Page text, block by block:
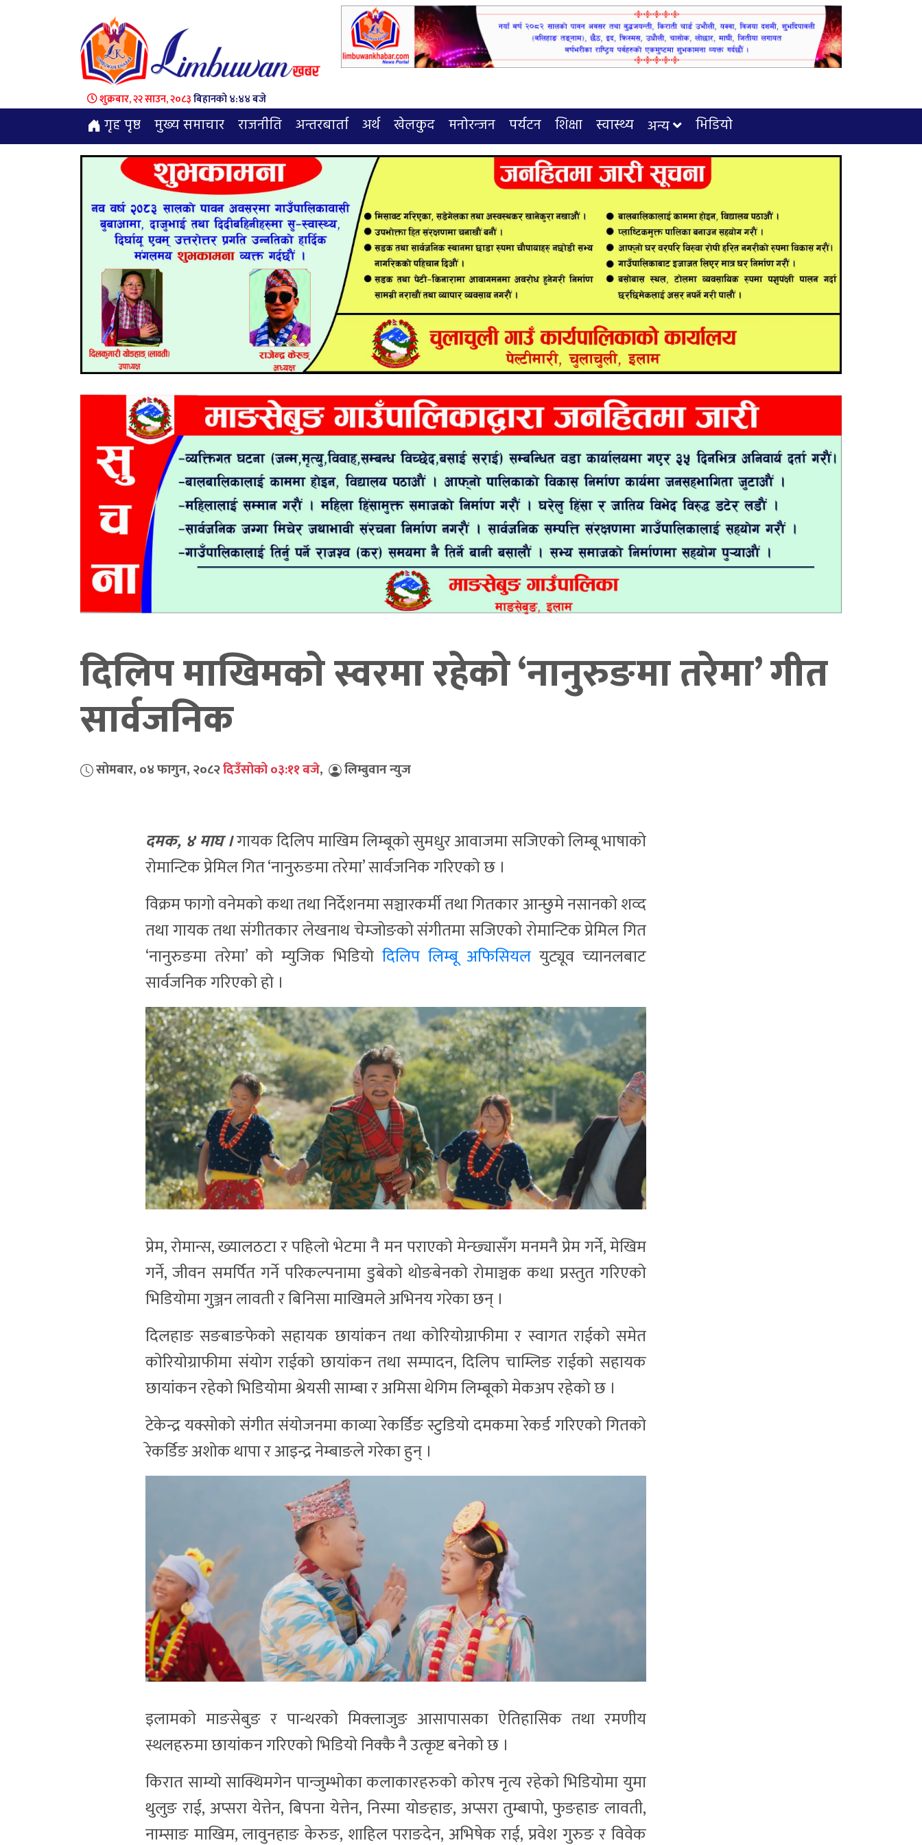
शुक्रबार, २२ साउन, २०८३बिहानको ४:४४ बजे
गृह पृष्ठ मुख्य समाचार राजनीति अन्तरबार्ता अर्थ खेलकुद मनोरन्जन पर्यटन शिक्षा स्वास्थ्य अन्य भिडियो
दिलिप माखिमकाे स्वरमा रहेकाे ‘नानुरुङमा तरेमा’ गीत
सार्वजनिक
सोमबार, ०४ फागुन, २०८२दिउँसोको ०३:११ बजे, लिम्बुवान न्युज
दमक, ४ माघ ।गायक दिलिप माखिम लिम्बूको सुमधुर आवाजमा सजिएको लिम्बू भाषाको
रोमान्टिक प्रेमिल गित ‘नानुरुङमा तरेमा’ सार्वजनिक गरिएको छ ।
विक्रम फागो वनेमको कथा तथा निर्देशनमा सञ्चारकर्मी तथा गितकार आन्छुमे नसानको शव्द
तथा गायक तथा संगीतकार लेखनाथ चेम्जोङको संगीतमा सजिएको रोमान्टिक प्रेमिल गित
‘नानुरुङमा तरेमा’ को म्युजिक भिडियो दिलिप लिम्बू अफिसियल युट्यूव च्यानलबाट
सार्वजनिक गरिएको हो ।
प्रेम, रोमान्स, ख्यालठटा र पहिलो भेटमा नै मन पराएको मेन्छ्यासँग मनमनै प्रेम गर्ने, मेखिम
गर्ने, जीवन समर्पित गर्ने परिकल्पनामा डुबेको थोङबेनको रोमाञ्चक कथा प्रस्तुत गरिएको
भिडियोमा गुञ्जन लावती र बिनिसा माखिमले अभिनय गरेका छन् ।
दिलहाङ सङबाङफेको सहायक छायांकन तथा कोरियोग्राफीमा र स्वागत राईको समेत
कोरियोग्राफीमा संयोग राईको छायांकन तथा सम्पादन, दिलिप चाम्लिङ राईको सहायक
छायांकन रहेको भिडियोमा श्रेयसी साम्बा र अमिसा थेगिम लिम्बूको मेकअप रहेको छ ।
टेकेन्द्र यक्सोको संगीत संयोजनमा काव्या रेकर्डिङ स्टुडियो दमकमा रेकर्ड गरिएको गितको
रेकर्डिङ अशोक थापा र आइन्द्र नेम्बाङले गरेका हुन् ।
इलामको माङसेबुङ र पान्थरको मिक्लाजुङ आसापासका ऐतिहासिक तथा रमणीय
स्थलहरुमा छायांकन गरिएको भिडियो निक्कै नै उत्कृष्ट बनेको छ ।
किरात साम्यो साक्थिमगेन पान्जुम्भोका कलाकारहरुको कोरष नृत्य रहेको भिडियोमा युमा
थुलुङ राई, अप्सरा येत्तेन, बिपना येत्तेन, निस्मा योङहाङ, अप्सरा तुम्बापो, फुङहाङ लावती,
नाम्साङ माखिम, लावुनहाङ केरुङ, शाहिल पराङदेन, अभिषेक राई, प्रवेश गुरुङ र विवेक